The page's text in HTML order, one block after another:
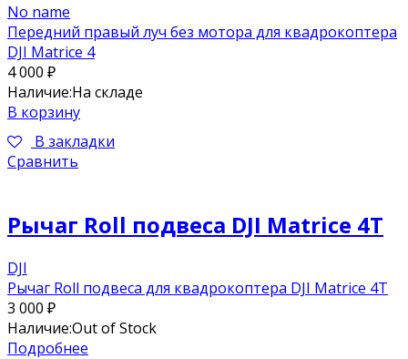
No name
Передний правый луч без мотора для квадрокоптера
DJI Matrice 4
4 000 ₽
Наличие:На складе
В корзину
В закладки
Сравнить
Рычаг Roll подвеса DJI Matrice 4T
DJI
Рычаг Roll подвеса для квадрокоптера DJI Matrice 4T
3 000 ₽
Наличие:Out of Stock
Подробнее